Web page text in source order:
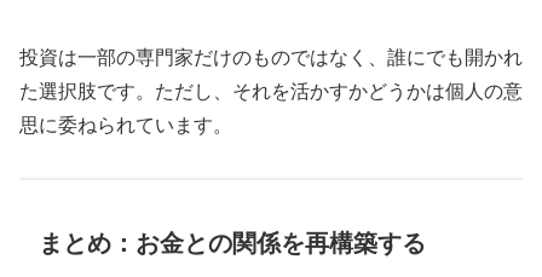
投資は一部の専門家だけのものではなく、誰にでも開かれ
た選択肢です。ただし、それを活かすかどうかは個人の意
思に委ねられています。
まとめ：お金との関係を再構築する